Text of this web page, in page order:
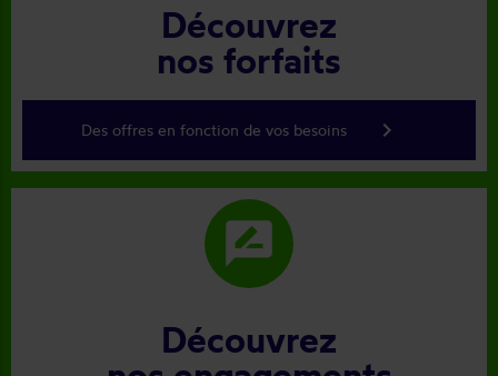
Découvrez
nos forfaits
Des offres en fonction de vos besoins keyboard_arrow_right
rate_review
Découvrez